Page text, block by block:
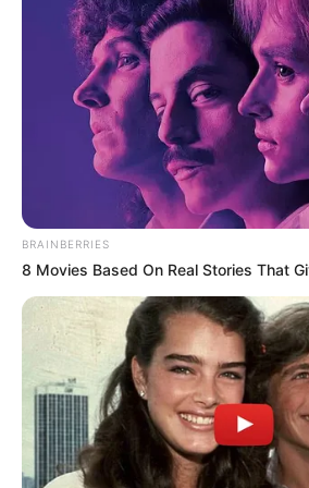
BRAINBERRIES
8 Movies Based On Real Stories That